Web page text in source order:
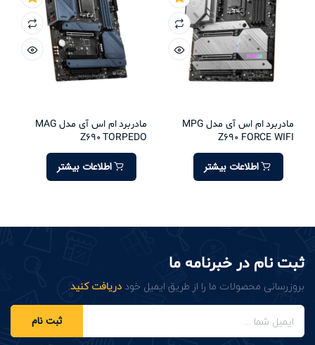
مادربرد ام اس آی مدل MPG
Z690 FORCE WIFI
اطلاعات بیشتر
مادربرد ام اس آی مدل MAG
Z690 TORPEDO
اطلاعات بیشتر
ثبت نام در خبرنامه ما
بروزرسانی محصولات ما را از طریق ایمیل خود دریافت کنید.
ثبت نام